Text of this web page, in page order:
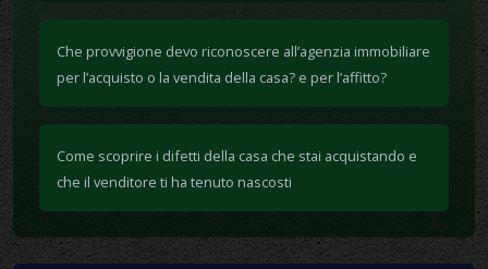
Che provvigione devo riconoscere all’agenzia immobiliare
per l’acquisto o la vendita della casa? e per l’affitto?
Come scoprire i difetti della casa che stai acquistando e
che il venditore ti ha tenuto nascosti